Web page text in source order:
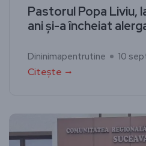
Pastorul Popa Liviu,
ani și-a încheiat
Dininimapentrutine 10
Citește